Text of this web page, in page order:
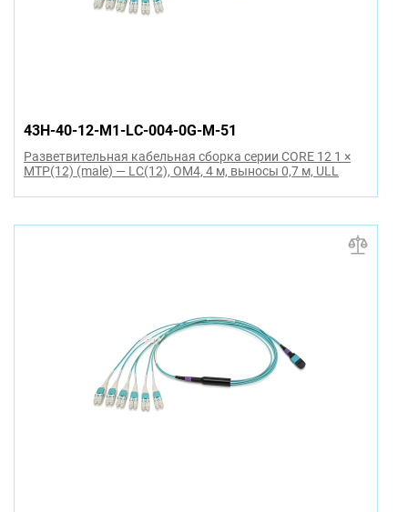
43H-40-12-M1-LC-004-0G-M-51
Разветвительная кабельная сборка серии CORE 12 1 ×
MTP(12) (male) — LC(12), OM4, 4 м, выносы 0,7 м, ULL